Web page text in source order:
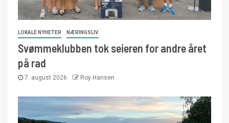
LOKALE NYHETER NÆRINGSLIV
Svømmeklubben tok seieren for andre året
på rad
7. august 2026 Roy Hansen